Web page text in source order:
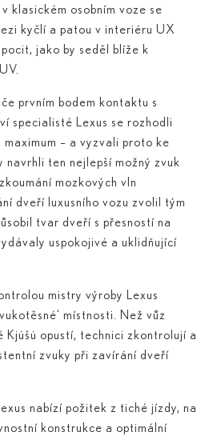
v klasickém osobním voze se
kyčlí a patou v interiéru UX
jako by seděl blíže k
prvním bodem kontaktu s
specialisté Lexus se rozhodli
– a vyzvali proto ke
navrhli ten nejlepší možný zvuk
mozkových vln
dveří luxusního vozu zvolil tým
tvar dveří s přesností na
uspokojivé a uklidňující
mistry výroby Lexus
místnosti. Než vůz
Kjúšú opustí, technici zkontrolují a
zvuky při zavírání dveří
nabízí požitek z tiché jízdy, na
konstrukce a optimální